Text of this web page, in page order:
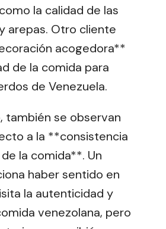
la calidad de las
arepas. Otro cliente
acogedora**
de la comida para
de Venezuela.
también se observan
a la **consistencia
la comida**. Un
haber sentido en
la autenticidad y
venezolana, pero